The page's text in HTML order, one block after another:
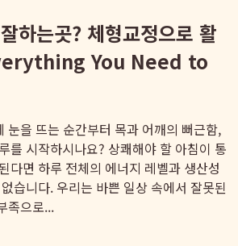
하는곳? 체형교정으로 활
You Need to
눈을 뜨는 순간부터 목과 어깨의 뻐근함,
를 시작하시나요? 상쾌해야 할 아침이 통
다면 하루 전체의 에너지 레벨과 생산성
습니다. 우리는 바쁜 일상 속에서 잘못된
족으로...